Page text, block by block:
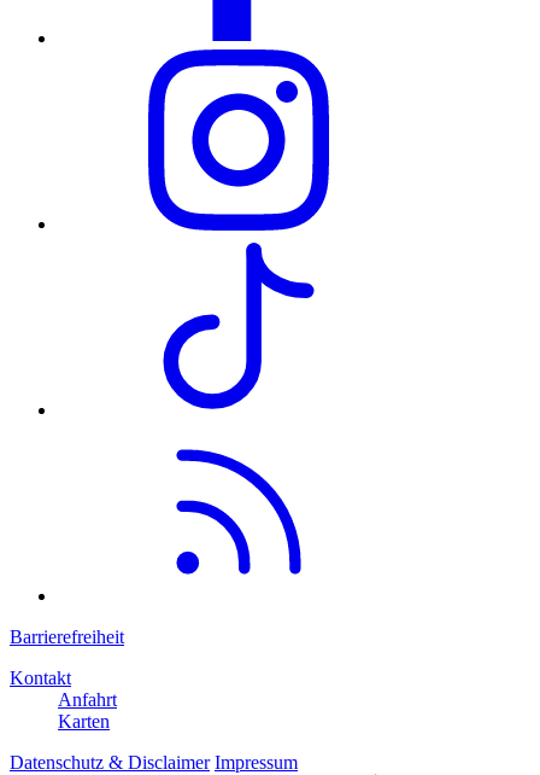
Barrierefreiheit
Kontakt
Anfahrt
Karten
Datenschutz & Disclaimer Impressum